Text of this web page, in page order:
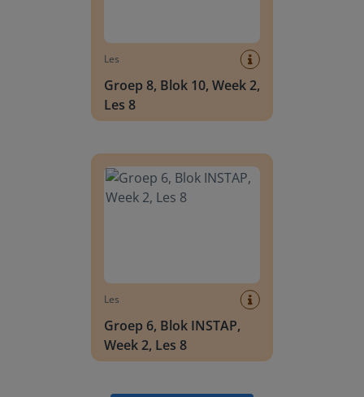
Les
Groep 8, Blok 10, Week 2,
Les 8
Les
Groep 6, Blok INSTAP,
Week 2, Les 8